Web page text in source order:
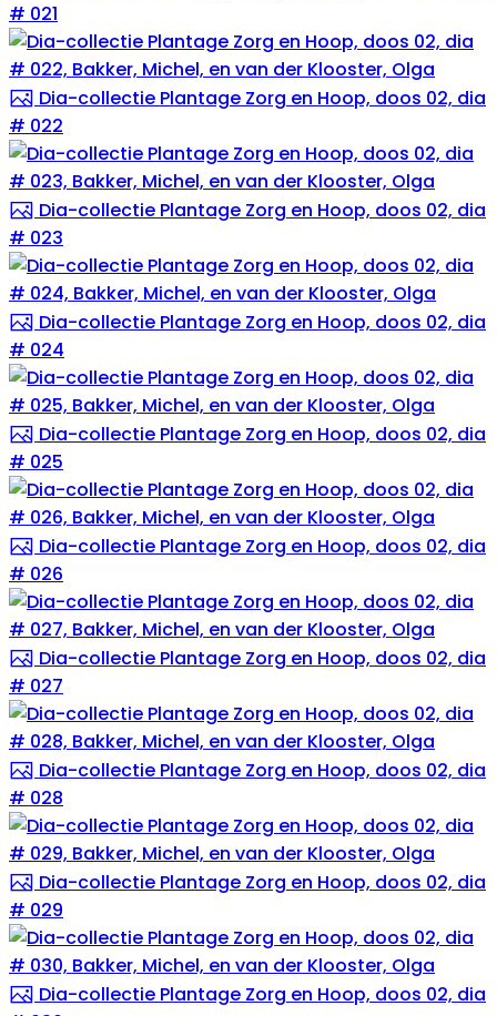
# 021
Dia-collectie Plantage Zorg en Hoop, doos 02, dia
# 022
Dia-collectie Plantage Zorg en Hoop, doos 02, dia
# 023
Dia-collectie Plantage Zorg en Hoop, doos 02, dia
# 024
Dia-collectie Plantage Zorg en Hoop, doos 02, dia
# 025
Dia-collectie Plantage Zorg en Hoop, doos 02, dia
# 026
Dia-collectie Plantage Zorg en Hoop, doos 02, dia
# 027
Dia-collectie Plantage Zorg en Hoop, doos 02, dia
# 028
Dia-collectie Plantage Zorg en Hoop, doos 02, dia
# 029
Dia-collectie Plantage Zorg en Hoop, doos 02, dia